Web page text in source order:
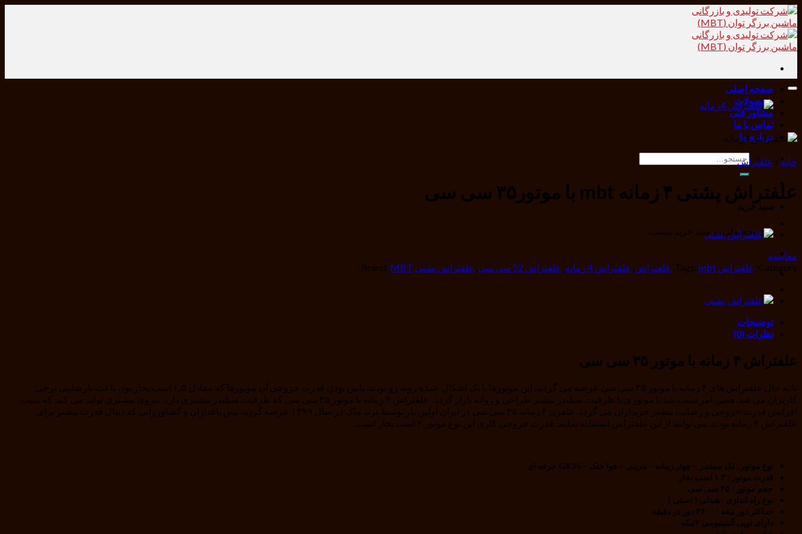
Skip
to
content
صفحه اصلی
محصولات
مشاور فنی
تماس با ما
درباره ما
جستجو
برای:
سبد خرید
هیچ محصولی در سبد خرید نیست.
افزودن به علاقه مندی ها
خانه/ علفتراش
علفتراش پشتی ۴ زمانه mbt با موتور۳۵ سی سی
مقایسه
Category: علفتراش Tags: mbt علفتراش علفتراش 4 زمانه علفتراش 52 سی سی علفتراش پشتی Brand: MBT
توضیحات
نظرات (0)
علفتراش ۴ زمانه با موتور ۳۵ سی سی
تا به حال علفتراش های ۴ زمانه با موتور ۳۵ سی سی عرضه می گردید. این موتورها با یک اشکال عمده روبه رو بودند. پایین بودن قدرت خروجی آن موتورها که معادل ۱٫۵ اسب بخار بود، باعث نارضایتی برخی
کاربران می شد. همین امر سبب شد تا موتوری با ظرفیت سیلندر بیشتر طراحی و روانه بازار گردد. علفتراش ۴ زمانه با موتور ۳۵ سی سی که ظرفیت سیلندر بیشتری دارد. نیروی بیشتری تولید می کند. که سبب
افزایش قدرت خروجی و رضایت بیشتر خریداران می گردد. علفزن ۴ زمانه ۳۵ سی سی در ایران اولین بار توسط برند ماک در سال ۱۳۹۹ عرضه گردید. پس باغداران و کشاورزانی که دنبال قدرت بیشتر برای
علفتراش ۴ زمانه بودند. می توانند از این علفتراش استفاده نمایند. قدرت خروجی کاری این نوع موتور ۲ اسب بخار است.
نوع موتور : تک سیلندر – چهار زمانه – بنزینی – هوا خنک – GX35 حرفه ای
قدرت موتور : ۱.۳ اسب بخار
حجم موتور : ۳۵ سی سی
نوع راه اندازی : هندلی ( دستی )
حداکثر دور تیغه : ۳۶۰۰ دور در دقیقه
دارای نوپی آلمینیومی ۲تیکه